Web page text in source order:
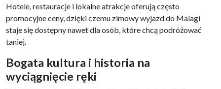
Hotele, restauracje i lokalne atrakcje oferują często
promocyjne ceny, dzięki czemu zimowy wyjazd do Malagi
staje się dostępny nawet dla osób, które chcą podróżować
taniej.
Bogata kultura i historia na
wyciągnięcie ręki